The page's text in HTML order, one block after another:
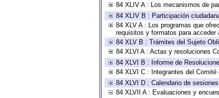
84 XLIV A : Los mecanismos de
84 XLIV B : Participación
84 XLV A : Los programas que
requisitos y formatos para acceder
84 XLV B : Trámites del Sujeto
84 XLVI A : Actas y resoluciones
84 XLVI B : Informe de
84 XLVI C : Integrantes del Comité
84 XLVI D : Calendario de
84 XLVII A : Evaluaciones y